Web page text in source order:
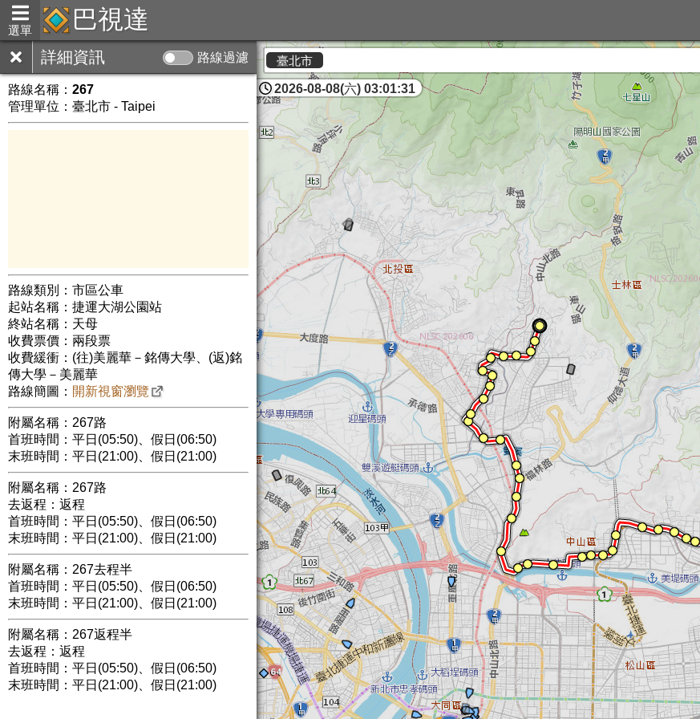
選單 巴視達
詳細資訊 路線過濾
路線名稱： 267
管理單位：臺北市 - Taipei
路線類別：市區公車
起站名稱：捷運大湖公園站
終站名稱：天母
收費票價：兩段票
收費緩衝：(往)美麗華－銘傳大學、(返)銘
傳大學－美麗華
路線簡圖： 開新視窗瀏覽
附屬名稱：267路
首班時間：平日(05:50)、假日(06:50)
末班時間：平日(21:00)、假日(21:00)
附屬名稱：267路
去返程：返程
首班時間：平日(05:50)、假日(06:50)
末班時間：平日(21:00)、假日(21:00)
附屬名稱：267去程半
首班時間：平日(05:50)、假日(06:50)
末班時間：平日(21:00)、假日(21:00)
附屬名稱：267返程半
去返程：返程
首班時間：平日(05:50)、假日(06:50)
末班時間：平日(21:00)、假日(21:00)
臺北市
2026-08-08(六) 03:01:31